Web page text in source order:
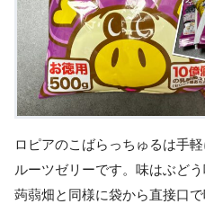
ロピアのこばらっちゅるは手
ルーツゼリーです。味はぶど
蒟蒻畑と同様に袋から直接口で